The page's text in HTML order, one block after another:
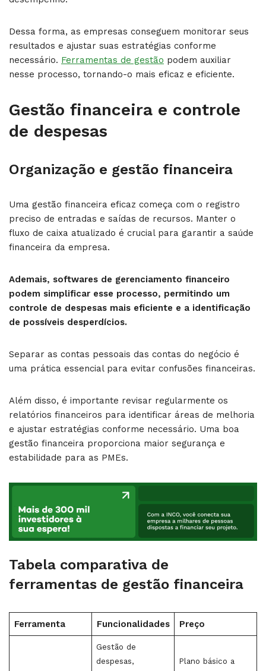
Dessa forma, as empresas conseguem monitorar seus
resultados e ajustar suas estratégias conforme
necessário. Ferramentas de gestão podem auxiliar
nesse processo, tornando-o mais eficaz e eficiente.
Gestão financeira e controle
de despesas
Organização e gestão financeira
Uma gestão financeira eficaz começa com o registro
preciso de entradas e saídas de recursos. Manter o
fluxo de caixa atualizado é crucial para garantir a saúde
financeira da empresa.
Ademais, softwares de gerenciamento financeiro
podem simplificar esse processo, permitindo um
controle de despesas mais eficiente e a identificação
de possíveis desperdícios.
Separar as contas pessoais das contas do negócio é
uma prática essencial para evitar confusões financeiras.
Além disso, é importante revisar regularmente os
relatórios financeiros para identificar áreas de melhoria
e ajustar estratégias conforme necessário. Uma boa
gestão financeira proporciona maior segurança e
estabilidade para as PMEs.
Tabela comparativa de
ferramentas de gestão financeira
Ferramenta Funcionalidades Preço
Gestão de
despesas,
Plano básico a